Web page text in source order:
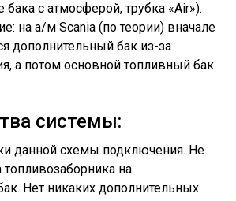
бака с атмосферой, трубка «Air»).
на а/м Scania (по теории) вначале
дополнительный бак из-за
а потом основной топливный бак.
системы:
данной схемы подключения. Не
топливозаборника на
Нет никаких дополнительных